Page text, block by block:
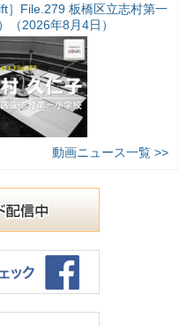
］File.279 板橋区立志村第一
（2026年8月4日）
動画ニュース一覧 >>